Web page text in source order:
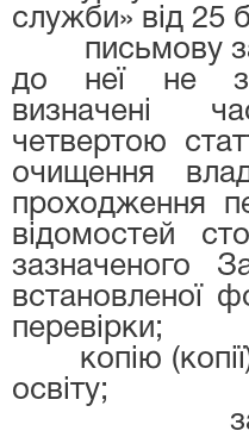
служби» від 25
письмову
до неї не
визначені
четвертою
очищення
проходження
відомостей
зазначеного
встановленої
перевірки;
копію
освіту;